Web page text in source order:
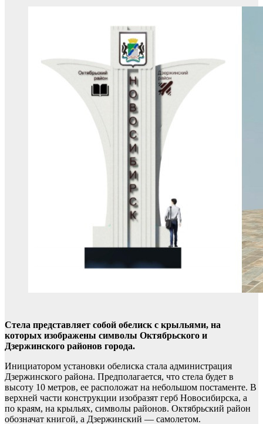
Стела представляет собой обелиск с крыльями, на
которых изображены символы Октябрьского и
Дзержинского районов города.
Инициатором установки обелиска стала администрация
Дзержинского района. Предполагается, что стела будет в
высоту 10 метров, ее расположат на небольшом постаменте. В
верхней части конструкции изобразят герб Новосибирска, а
по краям, на крыльях, символы районов. Октябрьский район
обозначат книгой, а Дзержинский — самолетом.